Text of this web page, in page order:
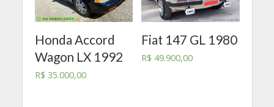
Honda Accord
Wagon LX 1992
R$ 35.000,00
Fiat 147 GL 1980
R$ 49.900,00